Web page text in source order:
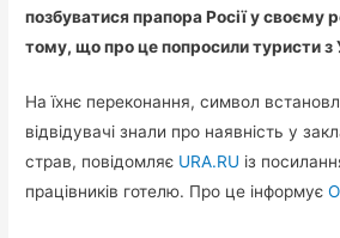
позбуватися прапора Росії у своєму
тому, що про це попросили туристи з
На їхнє переконання, символ
відвідувачі знали про наявність у
страв, повідомляє URA.RU із
працівників готелю. Про це інформує